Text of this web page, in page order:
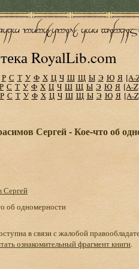
RoyalLib.com
Р С Т У Ф Х Ц Ч Ш Щ Ы Э Ю Я [A-
Р С Т У Ф Х Ц Ч Ш Щ Ы Э Ю Я [A-
Р С Т У Ф Х Ц Ч Ш Щ Ы Э Ю Я [A-
Сергей - Кое-что об
Сергей
об одномерности
в связи с жалобой
ознакомительный фрагмент книги.